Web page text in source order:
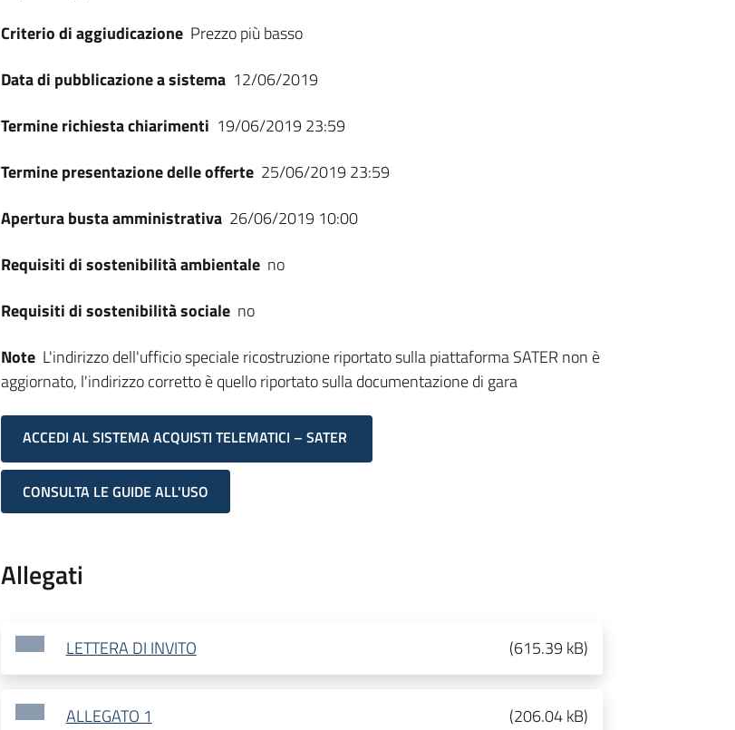
Criterio di aggiudicazione Prezzo più basso
Data di pubblicazione a sistema 12/06/2019
Termine richiesta chiarimenti 19/06/2019 23:59
Termine presentazione delle offerte 25/06/2019 23:59
Apertura busta amministrativa 26/06/2019 10:00
Requisiti di sostenibilità ambientale no
Requisiti di sostenibilità sociale no
Note L'indirizzo dell'ufficio speciale ricostruzione riportato sulla piattaforma SATER non è
aggiornato, l'indirizzo corretto è quello riportato sulla documentazione di gara
ACCEDI AL SISTEMA ACQUISTI TELEMATICI – SATER
CONSULTA LE GUIDE ALL'USO
Allegati
LETTERA DI INVITO (615.39 kB)
ALLEGATO 1 (206.04 kB)